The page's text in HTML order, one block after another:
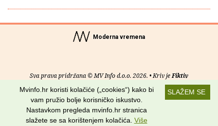
Moderna vremena
Sva prava pridržana © MV Info d.o.o. 2026. • Kriv jeFiktiv
O nama• Pomoć• Uvjeti korištenja•RSS kanali
Potraži nas na:
SLAŽEM SE
Mvinfo.hr koristi kolačiće („cookies“) kako bi
vam pružio bolje korisničko iskustvo.
Nastavkom pregleda mvinfo.hr stranica
slažete se sa korištenjem kolačića. Više